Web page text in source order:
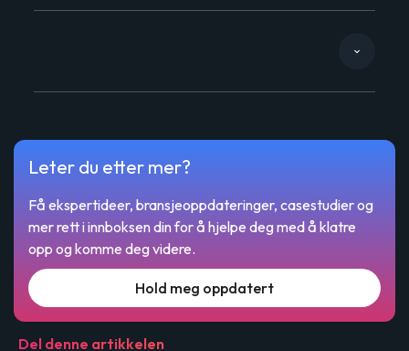
Del denne artikkelen
Leter du etter mer?
Få ekspertideer, bransjeoppdateringer, casestudier og
mer rett i innboksen din for å hjelpe deg med å klatre
opp og komme deg videre.
Hold meg oppdatert